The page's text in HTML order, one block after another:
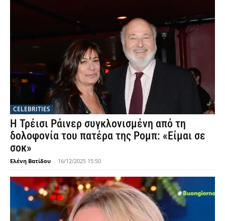
CELEBRITIES
Η Τρέισι Ράινερ συγκλονισμένη από τη
δολοφονία του πατέρα της Ρομπ: «Είμαι σε
σοκ»
Ελένη Βατίδου - 16/12/2025 15:50